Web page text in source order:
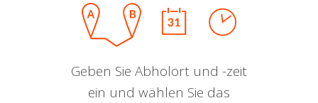
Geben Sie Abholort und -zeit
ein und wählen Sie das